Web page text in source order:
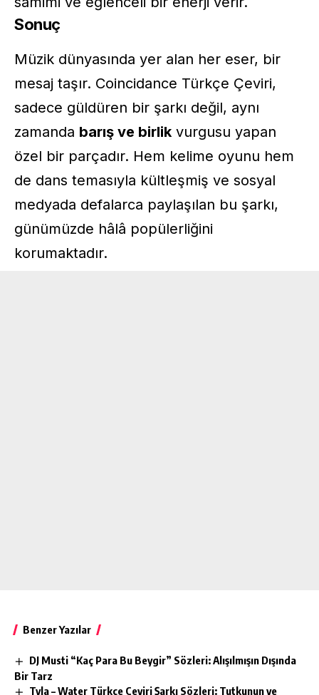
Sonuç
Müzik dünyasında yer alan her eser, bir
mesaj taşır. Coincidance Türkçe Çeviri,
sadece güldüren bir şarkı değil, aynı
zamanda barış ve birlik vurgusu yapan
özel bir parçadır. Hem kelime oyunu hem
de dans temasıyla kültleşmiş ve sosyal
medyada defalarca paylaşılan bu şarkı,
günümüzde hâlâ popülerliğini
korumaktadır.
Benzer Yazılar
DJ Musti “Kaç Para Bu Beygir” Sözleri: Alışılmışın Dışında
Bir Tarz
Tyla – Water Türkçe Çeviri Şarkı Sözleri: Tutkunun ve